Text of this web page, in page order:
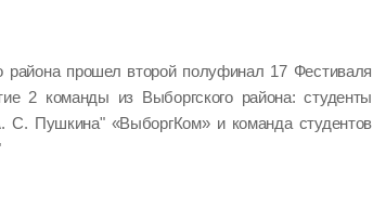
района прошел второй полуфинал 17 Фестиваля
2 команды из Выборгского района: студенты
С. Пушкина" «ВыборгКом» и команда студентов